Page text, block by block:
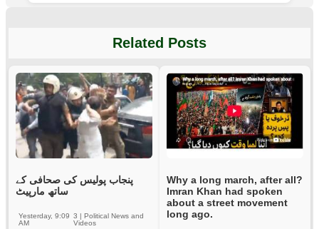
Related Posts
پنجاب پولیس کی صحافی کے
ساتھ مارپیٹ
3 |Political News and
Videos
Yesterday, 9:09
AM
Why a long march, after all?
Imran Khan had spoken
about a street movement
long ago.